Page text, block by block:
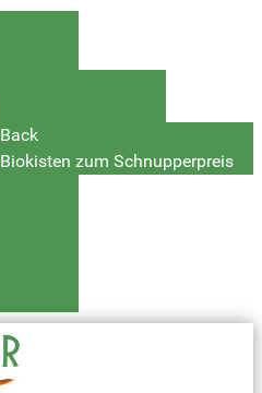
Back
Biokisten zum Schnupperpreis